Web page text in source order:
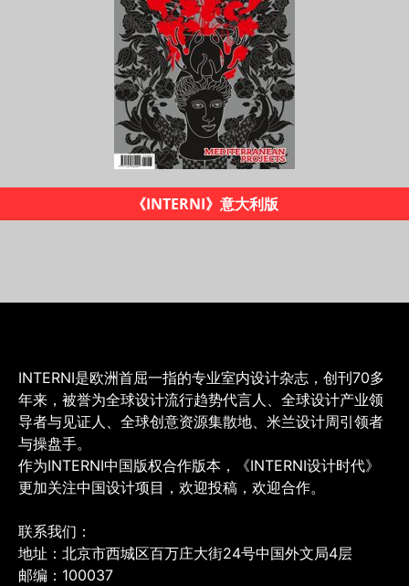
《INTERNI设计时代》杂志
INTERNI是欧洲首屈一指的专业室内设计杂志，创刊70多
年来，被誉为全球设计流行趋势代言人、全球设计产业领
导者与见证人、全球创意资源集散地、米兰设计周引领者
与操盘手。
作为INTERNI中国版权合作版本，《INTERNI设计时代》
更加关注中国设计项目，欢迎投稿，欢迎合作。
联系我们：
地址：北京市西城区百万庄大街24号中国外文局4层
邮编：100037